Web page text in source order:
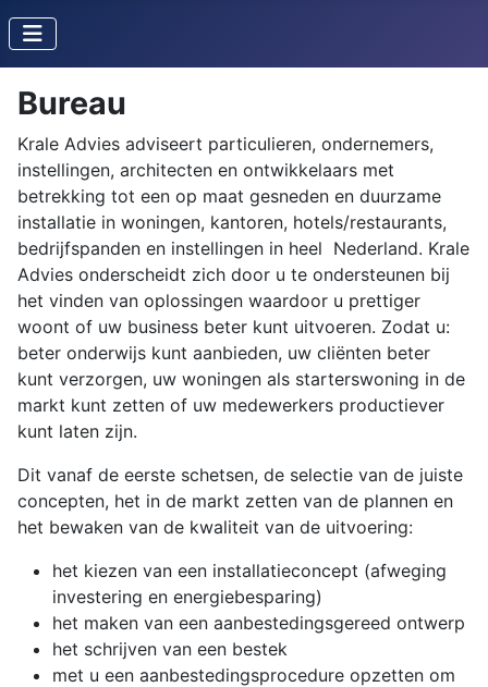
Bureau
Krale Advies adviseert particulieren, ondernemers,
instellingen, architecten en ontwikkelaars met
betrekking tot een op maat gesneden en duurzame
installatie in woningen, kantoren, hotels/restaurants,
bedrijfspanden en instellingen in heel Nederland. Krale
Advies onderscheidt zich door u te ondersteunen bij
het vinden van oplossingen waardoor u prettiger
woont of uw business beter kunt uitvoeren. Zodat u:
beter onderwijs kunt aanbieden, uw cliënten beter
kunt verzorgen, uw woningen als starterswoning in de
markt kunt zetten of uw medewerkers productiever
kunt laten zijn.
Dit vanaf de eerste schetsen, de selectie van de juiste
concepten, het in de markt zetten van de plannen en
het bewaken van de kwaliteit van de uitvoering:
het kiezen van een installatieconcept (afweging
investering en energiebesparing)
het maken van een aanbestedingsgereed ontwerp
het schrijven van een bestek
met u een aanbestedingsprocedure opzetten om